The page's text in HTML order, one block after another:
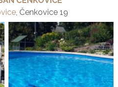
, Čenkovice 19